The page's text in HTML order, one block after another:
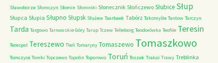
Sławoborze Słomczyn Słomin Słomniki Słonecznik Słończewo Słubice Słup
Słupca Słupia Słupno Słupsk Służew Taarbaek Tabórz Takomyśle Tantow Tarczyn
Tarda Targowo Tarnowskie Góry Tarup Tczew Telleborg Teodorówka Teofile Teresin
Terespol Tereszewo Tleń Tomaryny Tomaszewo Tomaszkowo
Tomczyce Tomki Topczewo Topolin Toporowo Toruń Toszek Trakai Trawy Treblinka